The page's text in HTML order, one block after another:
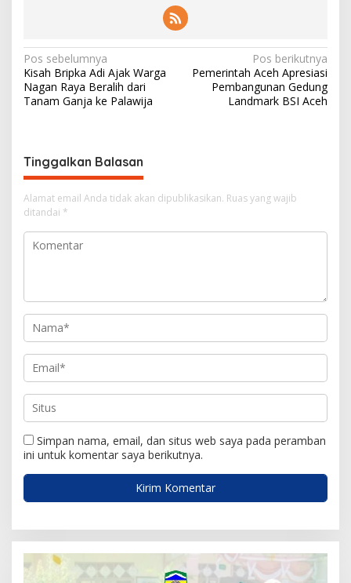
N
a
v
a
s
i
p
Pos sebelumnya
Kisah Bripka Adi Ajak Warga
Nagan Raya Beralih dari
Tanam Ganja ke Palawija
Pos berikutnya
Pemerintah Aceh Apresiasi
Pembangunan Gedung
Landmark BSI Aceh
Tinggalkan Balasan
Alamat email Anda tidak akan dipublikasikan. Ruas yang wajib
ditandai *
Simpan nama, email, dan situs web saya pada peramban
ini untuk komentar saya berikutnya.